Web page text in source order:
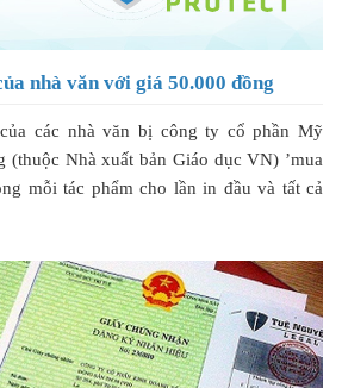
nhà văn với giá 50.000 đồng
các nhà văn bị công ty cổ phần Mỹ
(thuộc Nhà xuất bản Giáo dục VN) ’mua
mỗi tác phẩm cho lần in đầu và tất cả